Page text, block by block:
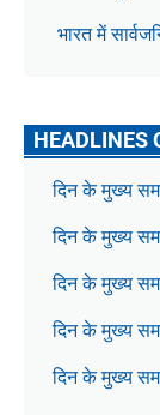
भारत में
HEADLINES
दिन के मुख्य
दिन के मुख्य
दिन के मुख्य
दिन के मुख्य
दिन के मुख्य